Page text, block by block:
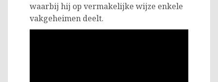
waarbij hij op vermakelijke wijze enkele
vakgeheimen deelt.